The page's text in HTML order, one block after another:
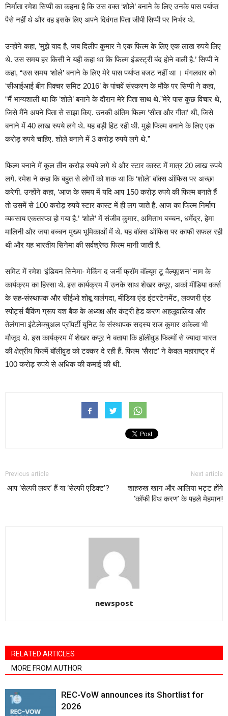
निर्माता रमेश सिप्पी का कहना है कि उस वक्त ‘शोले’ बनाने के लिए उनके पास पर्याप्त
पैसे नहीं थे और वह इसके लिए अपने दिवंगत पिता जीपी सिप्पी पर निर्भर थे.
उन्होंने कहा, ‘मुझे याद है, जब दिलीप कुमार ने एक फिल्म के लिए एक लाख रुपये लिए
थे. उस समय हर किसी ने यही कहा था कि फिल्म इंडस्ट्री बंद होने वाली है.’ सिप्पी ने
कहा, “उस समय ‘शोले’ बनाने के लिए मेरे पास पर्याप्त बजट नहीं था । मंगलवार को
‘सीआईआई बीग पिक्चर समिट 2016’ के पांचवें संस्करण के मौके पर सिप्पी ने कहा,
“मैं भाग्यशाली था कि ‘शोले’ बनाने के दौरान मेरे पिता साथ थे.”मेरे पास कुछ विचार थे,
जिसे मैंने अपने पिता से साझा किए. उनकी अंतिम फिल्म ‘सीता और गीता’ थी, जिसे
बनाने में 40 लाख रुपये लगे थे. यह बड़ी हिट रही थी. मुझे फिल्म बनाने के लिए एक
करोड़ रुपये चाहिए. शोले बनाने में 3 करोड़ रुपये लगे थे.”
फिल्म बनाने में कुल तीन करोड़ रुपये लगे थे और स्टार कास्ट में मात्र 20 लाख रुपये
लगे. रमेश ने कहा कि बहुत से लोगों को शक था कि ‘शोले’ बॉक्स ऑफिस पर अच्छा
करेगी. उन्होंने कहा, ‘आज के समय में यदि आप 150 करोड़ रुपये की फिल्म बनाते हैं
तो उसमें से 100 करोड़ रुपये स्टार कास्ट में ही लग जाते हैं. आज का फिल्म निर्माण
व्यवसाय एकतरफा हो गया है.’ ‘शोले’ में संजीव कुमार, अमिताभ बच्चन, धर्मेद्र, हेमा
मालिनी और जया बच्चन मुख्य भूमिकाओं में थे. यह बॉक्स ऑफिस पर काफी सफल रही
थी और यह भारतीय सिनेमा की सर्वश्रेष्ठ फिल्म मानी जाती है.
समिट में रमेश ‘इंडियन सिनेमा- मेकिंग द जर्नी फ्रॉम वॉल्यूम टू वैल्यूएशन’ नाम के
कार्यक्रम का हिस्सा थे. इस कार्यक्रम में उनके साथ शेखर कपूर, अर्का मीडिया वर्क्स
के सह-संस्थापक और सीईओ शोबू यार्लगदा, मीडिया एंड इंटरटेनमेंट, लक्जरी एंड
स्पोर्ट्स बैंकिंग ग्रूप यश बैंक के अध्यक्ष और कंट्री हेड करण अहलूवालिया और
तेलंगाना इंटेलेक्चुअल प्रॉपर्टी यूनिट के संस्थापक सदस्य राज कुमार अकेला भी
मौजूद थे. इस कार्यक्रम में शेखर कपूर ने बताया कि हॉलीवुड फिल्मों से ज्यादा भारत
की क्षेत्रीय फिल्में बॉलीवुड को टक्कर दे रही हैं. फिल्म ‘सैराट’ ने केवल महाराष्ट्र में
100 करोड़ रुपये से अधिक की कमाई की थी.
Previous article
आप ‘सेल्फी लवर’ हैं या ‘सेल्फी एडिक्ट’?
Next article
शाहरुख खान और आलिया भट्ट होंगे
‘कॉफी विथ करण’ के पहले मेहमान!
newspost
RELATED ARTICLES
MORE FROM AUTHOR
REC-VoW announces its Shortlist for
2026